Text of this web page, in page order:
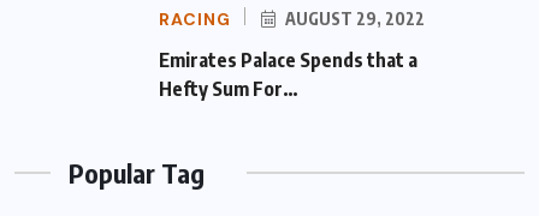
RACING AUGUST 29, 2022
Emirates Palace Spends that a Hefty Sum
For…
Popular Tag